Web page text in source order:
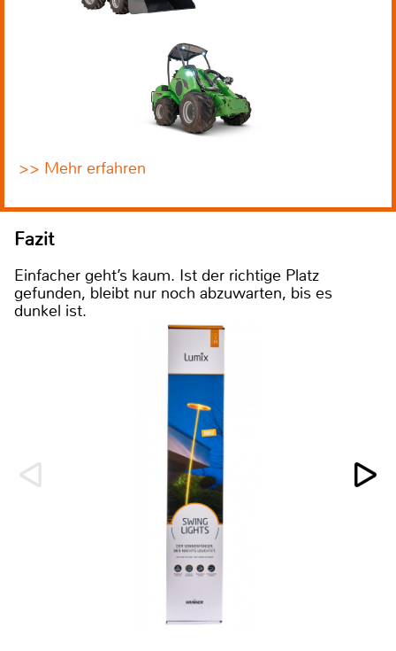
>> Mehr erfahren
Fazit
Einfacher geht’s kaum. Ist der richtige Platz
gefunden, bleibt nur noch abzuwarten, bis es
dunkel ist.